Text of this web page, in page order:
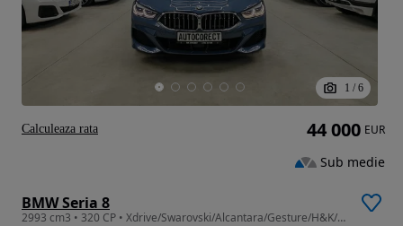
1 / 6
BMW Seria 8
2993 cm3 • 320 CP • Xdrive/Swarovski/Alcantara/Gesture/H&K/Laser
44 000 EUR
Sub medie
Calculeaza rata